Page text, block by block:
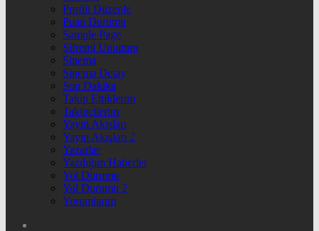
Profili Düzenle
Puan Durumu
Sample Page
Şifremi Unuttum
Sinema
Sinema Detay
Son Dakika
Takip Ettiklerim
Takipçilerim
Yayın Akışları
Yayın Akışları 2
Yazarlar
Yazdığım Haberler
Yol Durumu
Yol Durumu 2
Yorumlarım